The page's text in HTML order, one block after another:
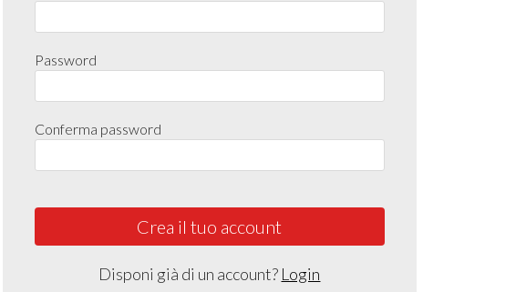
Password
Conferma password
Crea il tuo account
Disponi già di un account? Login